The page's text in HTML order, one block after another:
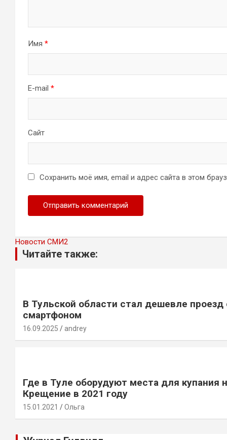
Имя *
E-mail *
Сайт
Сохранить моё имя, email и адрес сайта в этом
Новости СМИ2
Читайте также:
В Тульской области стал дешевле проезд
смартфоном
16.09.2025 andrey
Где в Туле оборудуют места для купания
Крещение в 2021 году
15.01.2021 Ольга